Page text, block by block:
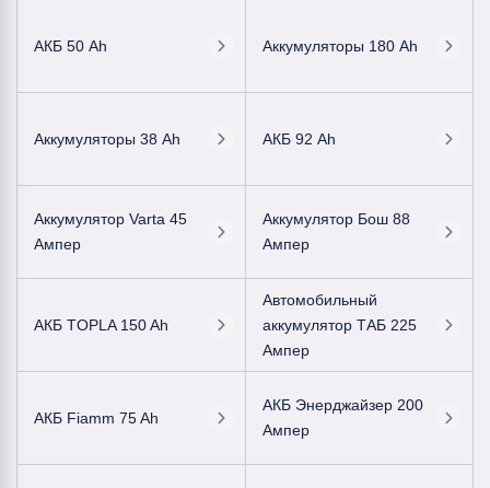
АКБ 50 Ah Аккумуляторы 180 Ah
Аккумуляторы 38 Ah АКБ 92 Ah
Аккумулятор Varta 45
Ампер
Аккумулятор Бош 88
Ампер
АКБ TOPLA 150 Ah
Автомобильный
аккумулятор ТАБ 225
Ампер
АКБ Fiamm 75 Ah
АКБ Энерджайзер 200
Ампер